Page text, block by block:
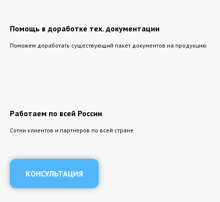
Помощь в доработке тех. документации
Поможем доработать существующий пакет документов на продукцию
Работаем по всей России
Сотни клиентов и партнеров по всей стране
КОНСУЛЬТАЦИЯ